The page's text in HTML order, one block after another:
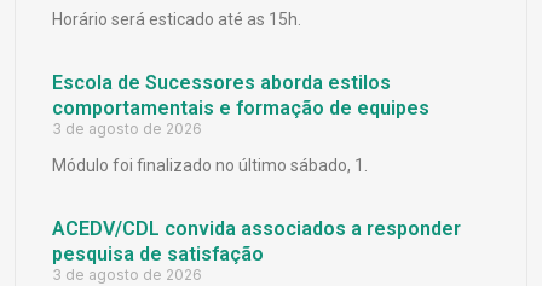
Horário será esticado até as 15h.
Escola de Sucessores aborda estilos
comportamentais e formação de equipes
3 de agosto de 2026
Módulo foi finalizado no último sábado, 1.
ACEDV/CDL convida associados a responder
pesquisa de satisfação
3 de agosto de 2026